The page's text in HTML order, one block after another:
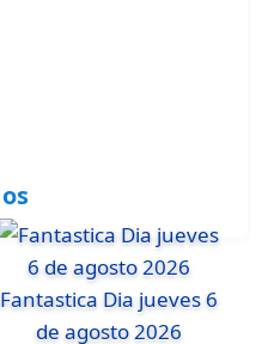
Fantastica Dia jueves 6
de agosto 2026